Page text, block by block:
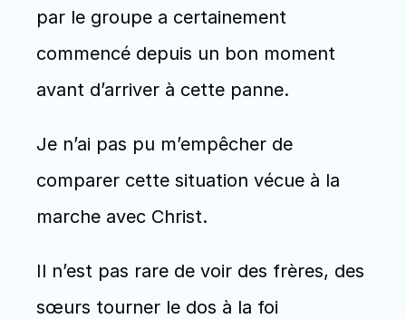
par le groupe a certainement
commencé depuis un bon moment
avant d’arriver à cette panne.
Je n’ai pas pu m’empêcher de
comparer cette situation vécue à la
marche avec Christ.
Il n’est pas rare de voir des frères, des
sœurs tourner le dos à la foi